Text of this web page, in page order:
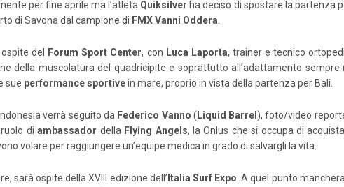
per fine aprile ma l’atleta Quiksilver ha deciso di spostare la partenza
di Savona dal campione di FMX Vanni Oddera.
del Forum Sport Center, con Luca Laporta, trainer e tecnico
della muscolatura del quadricipite e soprattutto all’adattamento
sue performance sportivein mare, proprio in vista della partenza per Bali.
verrà seguito da Federico Vanno ( Liquid Barrel ), foto/video
ruolo diambassador della Flying Angels, la Onlus che si occupa di
volare per raggiungere un’equipe medica in grado di salvargli la vita.
sarà ospite della XVIII edizione dell’ Italia Surf Expo. A quel punto